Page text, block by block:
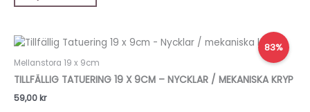
83%
Mellanstora 19 x 9cm
TILLFÄLLIG TATUERING 19 X 9CM – NYCKLAR / MEKANISKA KRYP
59,00kr